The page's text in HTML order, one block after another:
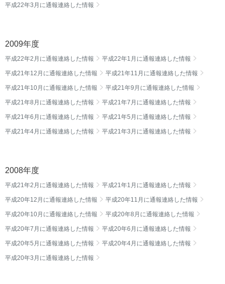
平成22年3月に通報連絡した情報
2009年度
平成22年2月に通報連絡した情報 平成22年1月に通報連絡した情報
平成21年12月に通報連絡した情報 平成21年11月に通報連絡した情報
平成21年10月に通報連絡した情報 平成21年9月に通報連絡した情報
平成21年8月に通報連絡した情報 平成21年7月に通報連絡した情報
平成21年6月に通報連絡した情報 平成21年5月に通報連絡した情報
平成21年4月に通報連絡した情報 平成21年3月に通報連絡した情報
2008年度
平成21年2月に通報連絡した情報 平成21年1月に通報連絡した情報
平成20年12月に通報連絡した情報 平成20年11月に通報連絡した情報
平成20年10月に通報連絡した情報 平成20年8月に通報連絡した情報
平成20年7月に通報連絡した情報 平成20年6月に通報連絡した情報
平成20年5月に通報連絡した情報 平成20年4月に通報連絡した情報
平成20年3月に通報連絡した情報